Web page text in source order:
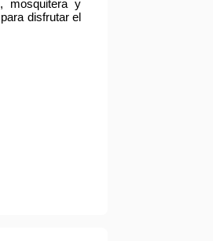
mosquitera y
disfrutar el